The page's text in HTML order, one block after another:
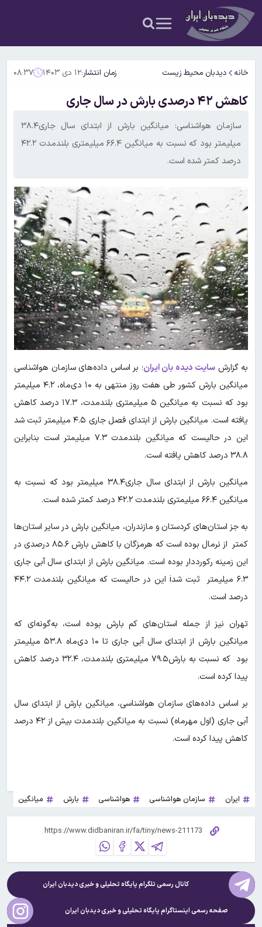
خانه دیدبان محیط زیست زمان انتشار:۱۲ دی ۱۴۰۳ ۰۸:۳۷
کاهش ۴۲ درصدی بارش در سال جاری
سازمان هواشناسی: میانگین بارش از ابتدای سال جاری۳۸.۴
میلیمتر بود که نسبت به میانگین ۶۶.۴ میلیمتری بلندمدت ۴۲.۲
درصد کمتر شده است.
به گزارش سایت دیده بان ایران؛ بر اساس داده‌های سازمان هواشناسی
میانگین بارش کشور طی هفت روز منتهی به ۱۰ دی‌ماه، ۴.۲ میلیمتر
بود که نسبت به میانگین ۵ میلیمتری بلندمدت، ۱۷.۳ درصد کاهش
یافته است. میانگین بارش از ابتدای فصل جاری ۴.۵ میلیمتر ثبت شد
این در حالیست که میانگین بلندمدت ۷.۳ میلیمتر است بنابراین
۳۸.۸ درصد کاهش یافته است.
میانگین بارش از ابتدای سال جاری۳۸.۴ میلیمتر بود که نسبت به
میانگین ۶۶.۴ میلیمتری بلندمدت ۴۲.۲ درصد کمتر شده است.
به جز استان‌های کردستان و مازندران،‌ میانگین بارش در سایر استان‌ها
کمتر از نرمال بوده است که هرمزگان با کاهش بارش ۸۵.۶ درصدی در
این زمینه رکورددار بوده است. میانگین بارش از ابتدای سال آبی جاری
۶.۳ میلیمتر ثبت شدi این در حالیست که میانگین بلندمدت ۴۴.۲
درصد است.
تهران نیز از جمله استان‌های کم بارش بوده است، به‌گونه‌ای که
میانگین بارش از ابتدای سال آبی جاری تا ۱۰ دی‌ماه ۵۳.۸ میلیمتر
بود که نسبت به بارش۷۹.۵ میلیمتری بلندمدت، ۳۲.۴ درصد کاهش
پیدا کرده است.
بر اساس داده‌های سازمان هواشناسی، میانگین بارش از ابتدای سال
آبی جاری (اول مهرماه) نسبت به میانگین بلندمدت بیش از ۴۲ درصد
کاهش پیدا کرده است.
ایران سازمان هواشناسی هواشناسی بارش میانگین
کانال رسمی تلگرام پایگاه تحلیلی و خبریدیدبان ایران
صفحه رسمی اینستاگرام پایگاه تحلیلی و خبریدیدبان ایران